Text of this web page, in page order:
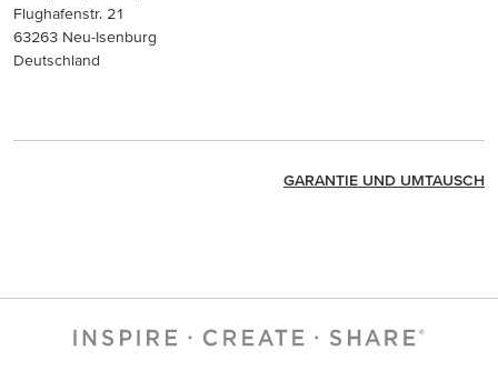
Flughafenstr. 21
63263 Neu-Isenburg
Deutschland
GARANTIE UND UMTAUSCH